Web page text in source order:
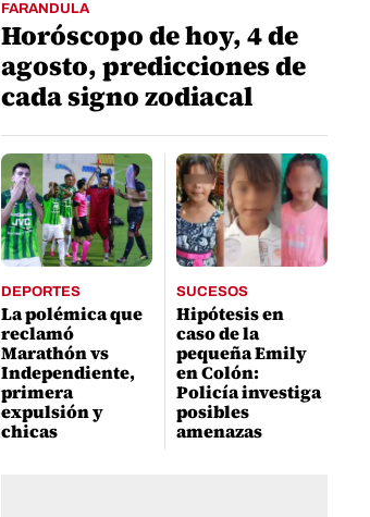
FARANDULA
Horóscopo de hoy, 4 de
agosto, predicciones de
cada signo zodiacal
DEPORTES
La polémica que
reclamó
Marathón vs
Independiente,
primera
expulsión y
chicas
SUCESOS
Hipótesis en
caso de la
pequeña Emily
en Colón:
Policía investiga
posibles
amenazas